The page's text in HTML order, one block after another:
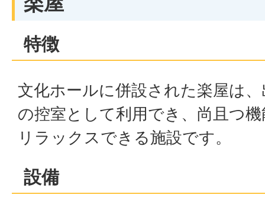
特徴
文化ホールに併設された楽屋は
の控室として利用でき、尚且つ
リラックスできる施設です。
設備